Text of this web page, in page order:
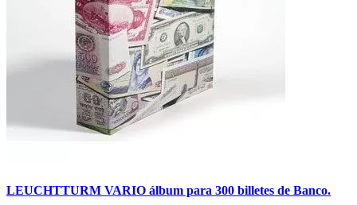
LEUCHTTURM VARIO álbum para 300 billetes de Banco.